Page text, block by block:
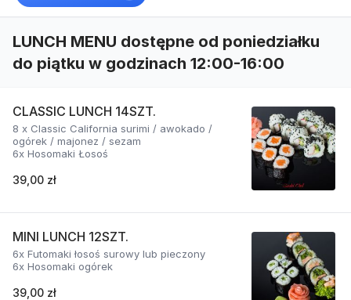
LUNCH MENU dostępne od poniedziałku
do piątku w godzinach 12:00-16:00
CLASSIC LUNCH 14SZT.
8 x Classic California surimi / awokado /
ogórek / majonez / sezam
6x Hosomaki Łosoś
39,00 zł
MINI LUNCH 12SZT.
6x Futomaki łosoś surowy lub pieczony
6x Hosomaki ogórek
39,00 zł